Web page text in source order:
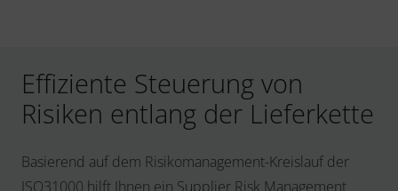
Effiziente Steuerung von
Risiken entlang der Lieferkette
Basierend auf dem Risikomanagement-Kreislauf der
ISO31000 hilft Ihnen ein Supplier Risk Management